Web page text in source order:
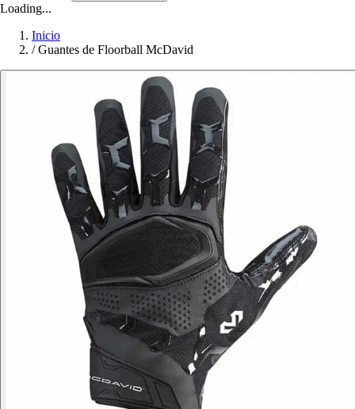
Loading...
Inicio
/ Guantes de Floorball McDavid